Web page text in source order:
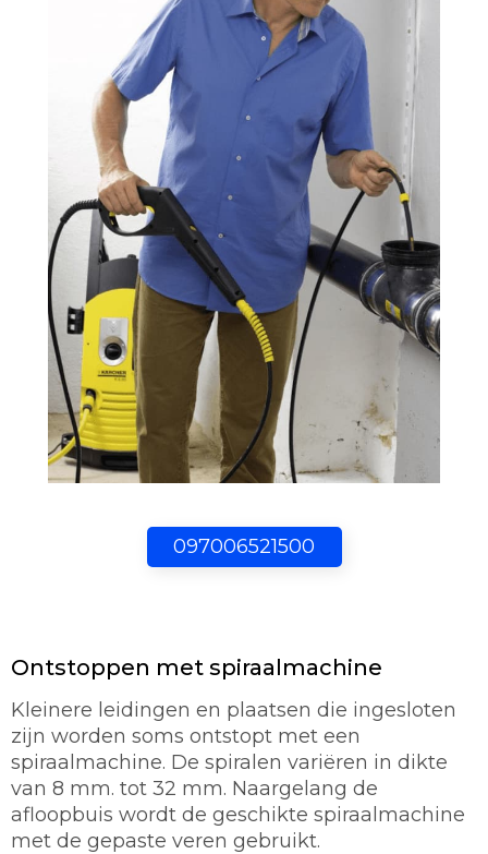
097006521500
Ontstoppen met spiraalmachine
Kleinere leidingen en plaatsen die ingesloten
zijn worden soms ontstopt met een
spiraalmachine. De spiralen variëren in dikte
van 8 mm. tot 32 mm. Naargelang de
afloopbuis wordt de geschikte spiraalmachine
met de gepaste veren gebruikt.